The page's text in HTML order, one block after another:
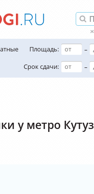
Площадь:
–
Срок сдачи:
–
у метро